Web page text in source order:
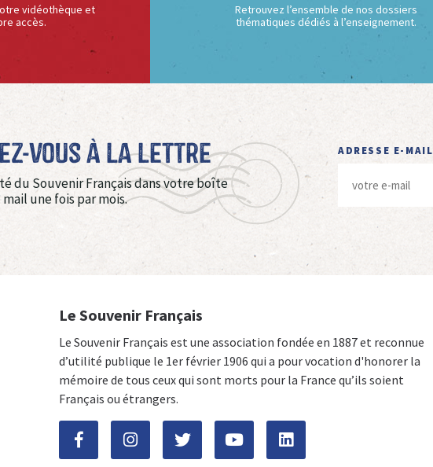
vidéothèque et
accès.
Retrouvez l’ensemble de nos dossiers
thématiques dédiés à l’enseignement.
vous à La Lettre
du Souvenir Français dans votre boîte
mail une fois par mois.
ADRESSE E-MAIL
Le Souvenir Français
Le Souvenir Français est une association fondée en 1887 et reconnue
d’utilité publique le 1er février 1906 qui a pour vocation d'honorer la
mémoire de tous ceux qui sont morts pour la France qu’ils soient
Français ou étrangers.